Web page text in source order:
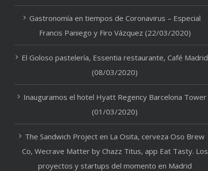
Gastronomía en tiempos de Coronavirus – Especial
Francis Paniego y Firo Vázquez (22/03/2020)
El Goloso pastelería, Essentia restaurante, Café Madrid
(08/03/2020)
Inauguramos el hotel Hyatt Regency Barcelona Tower
(01/03/2020)
The Sandwich Project en La Osita, cerveza Oso Brew
Co, Wecrave Matter by Chazz Titus, app Eat Tasty. Los
proyectos y startups del momento en Madrid